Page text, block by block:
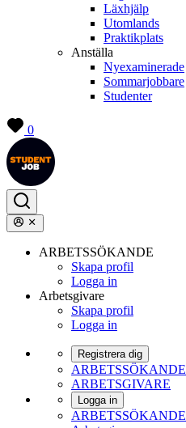
Läxhjälp
Utomlands
Praktikplats
Anställa
Nyexaminerade
Sommarjobbare
Studenter
0
ARBETSSÖKANDE
Skapa profil
Logga in
Arbetsgivare
Skapa profil
Logga in
Registrera dig
ARBETSSÖKANDE
ARBETSGIVARE
Logga in
ARBETSSÖKANDE